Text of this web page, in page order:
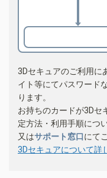
3Dセキュアのご利用に
イト等にてパスワード
ります。
お持ちのカードが3Dセ
定方法・利用手順につ
又はサポート窓口にて
3Dセキュアについて詳